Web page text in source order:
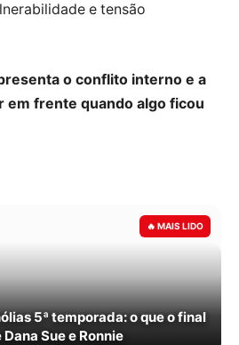
e tensão
o conflito interno e a
em frente quando algo ficou
5ª temporada: o que o final
Sue e Ronnie